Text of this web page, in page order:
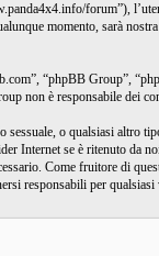
forum”),
momento, sarà
“phpBB Group”,
non è responsabile dei
o qualsiasi
Internet se è ritenuto
Come fruitore di
responsabili per